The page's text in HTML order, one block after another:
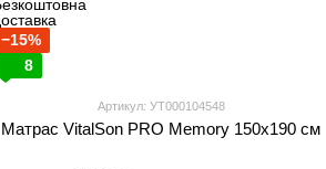
−15%
8
Артикул: УТ000104548
Матрас VitalSon PRO Memory 150х190 см